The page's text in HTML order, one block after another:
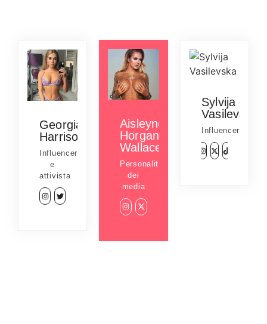
Georgia
Harrison
Influencer
e
attivista
Aisleyne
Horgan
Wallace
Personalità
dei
media
Sylvija
Vasilevska
Influencer